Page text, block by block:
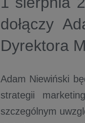
dołączy
Dyrektora
Adam Niewiński
strategii
szczególnym